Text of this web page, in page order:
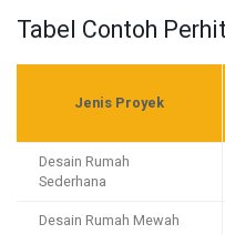
Tabel Contoh
Jenis Proyek
Desain Rumah
Sederhana
Desain Rumah Mewah